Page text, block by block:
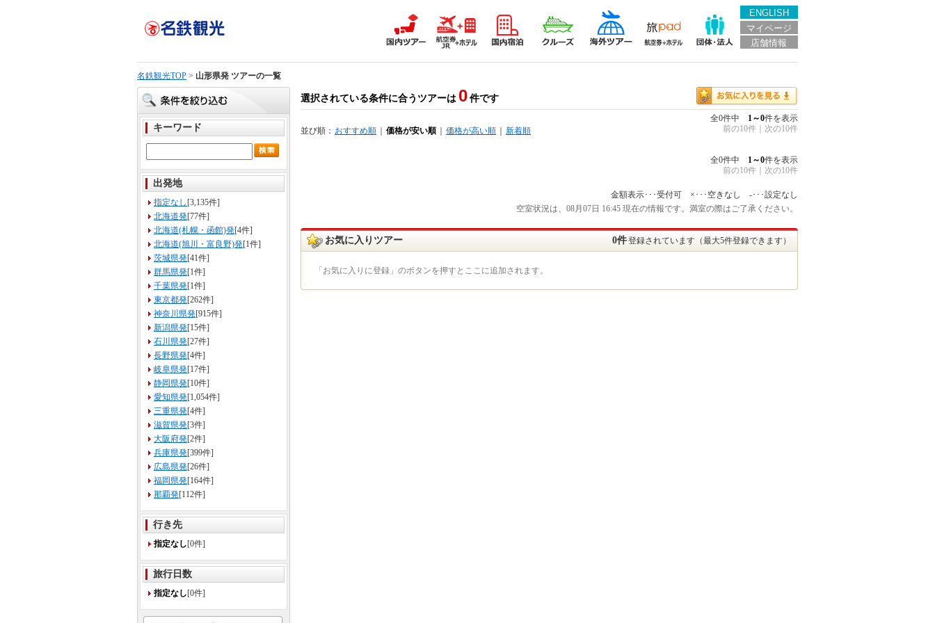
ENGLISH
マイページ
店舗情報
名鉄観光TOP > 山形県発 ツアーの一覧
キーワード
出発地
指定なし [3,135件]
北海道発[77件]
北海道(札幌・函館)発[4件]
北海道(旭川・富良野)発[1件]
茨城県発[41件]
群馬県発[1件]
千葉県発[1件]
東京都発[262件]
神奈川県発[915件]
新潟県発[15件]
石川県発[27件]
長野県発[4件]
岐阜県発[17件]
静岡県発[10件]
愛知県発[1,054件]
三重県発[4件]
滋賀県発[3件]
大阪府発[2件]
兵庫県発[399件]
広島県発[26件]
福岡県発[164件]
那覇発[112件]
行き先
指定なし[0件]
旅行日数
指定なし[0件]
選択されている条件に合うツアーは 0 件です
並び順： おすすめ順 価格が安い順 価格が高い順 新着順
全0件中 1～0件を表示
前の10件
次の10件
全0件中 1～0件を表示
前の10件
次の10件
金額表示･･･受付可 ×･･･空きなし -･･･設定なし
空室状況は、08月07日 16:45 現在の情報です。満室の際はご了承ください。
お気に入りツアー 0件登録されています（最大5件登録できます）
「お気に入りに登録」のボタンを押すとここに追加されます。